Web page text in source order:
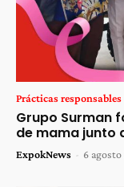
Prácticas responsables
Grupo Surman
de mama junto
ExpokNews - 6